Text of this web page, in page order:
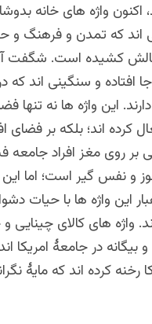
اکنون واژه های خانه
اند که تمدن و فرهنگ و
کشیده است. شگفت
افتاده و سنگینی اند
این واژه ها نه تنها
کرده اند؛ بلکه بر فضای
روی مغز افراد جامعه
و نفس گیر است؛ اما این
این واژه ها با حیات
واژه های کالای چینایی
در جامعۀ امریکا
رخنه کرده اند که مایۀ